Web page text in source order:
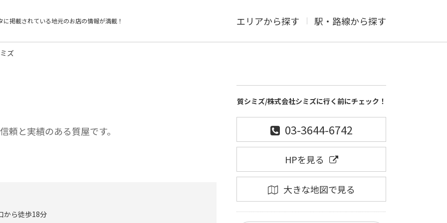
に掲載されている地元のお店の情報が満載！ エリアから探す 駅・路線から探す
ズ
頼と実績のある質屋です。
ら徒歩18分
質シミズ/株式会社シミズに行く前にチェック！
03-3644-6742
HPを見る
大きな地図で見る